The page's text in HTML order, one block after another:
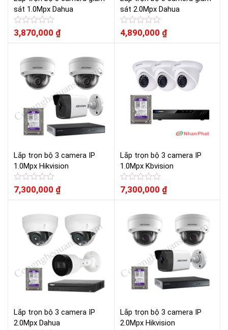
sát 1.0Mpx Dahua
Được
xếp
sao
3,870,000 ₫
sát 2.0Mpx Dahua
Được
xếp
4,890,000 ₫
Lắp trọn bộ 3 camera IP
1.0Mpx Hikvision
Được
xếp
sao
7,300,000 ₫
Lắp trọn bộ 3 camera IP
1.0Mpx Kbvision
Được
xếp
sao
7,300,000 ₫
Lắp trọn bộ 3 camera IP
2.0Mpx Dahua
Lắp trọn bộ 3 camera IP
2.0Mpx Hikvision